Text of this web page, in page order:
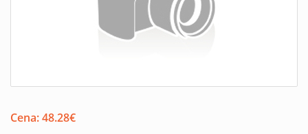
Cena:48.28€